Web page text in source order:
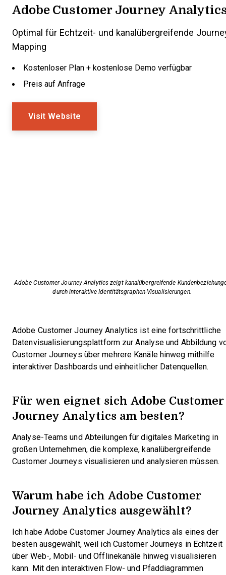
Adobe Customer Journey
Optimal für Echtzeit- und kanalübergreifende
Mapping
Kostenloser Plan + kostenlose Demo verfügbar
Preis auf Anfrage
Visit Website
Adobe Customer Journey Analytics zeigt kanalübergreifende
durch interaktive Identitätsgraphen-Visualisierungen.
Adobe Customer Journey Analytics ist eine fortschrittliche
Datenvisualisierungsplattform zur Analyse und Abbildung
Customer Journeys über mehrere Kanäle hinweg mithilfe
interaktiver Dashboards und einheitlicher Datenquellen.
Für wen eignet sich Adobe Customer
Journey Analytics am besten?
Analyse-Teams und Abteilungen für digitales Marketing in
großen Unternehmen, die komplexe, kanalübergreifende
Customer Journeys visualisieren und analysieren müssen.
Warum habe ich Adobe Customer
Journey Analytics ausgewählt?
Ich habe Adobe Customer Journey Analytics als eines der
besten ausgewählt, weil ich Customer Journeys in Echtzeit
über Web-, Mobil- und Offlinekanäle hinweg visualisieren
kann. Mit den interaktiven Flow- und Pfaddiagrammen